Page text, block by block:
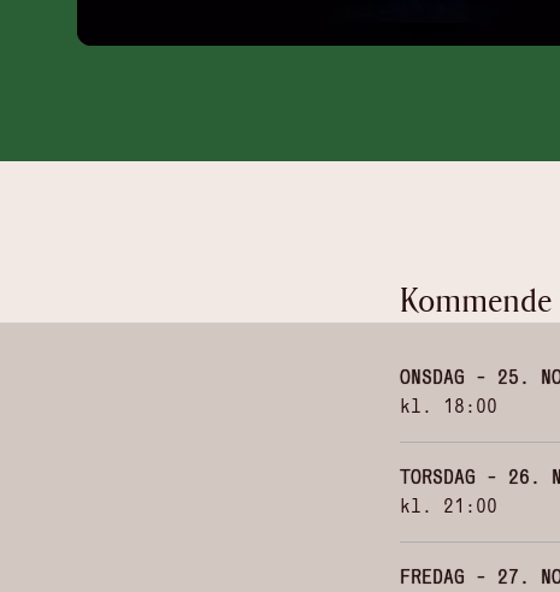
ONSDAG - 25.
kl.
18:00
TORSDAG - 26.
kl.
21:00
FREDAG - 27.